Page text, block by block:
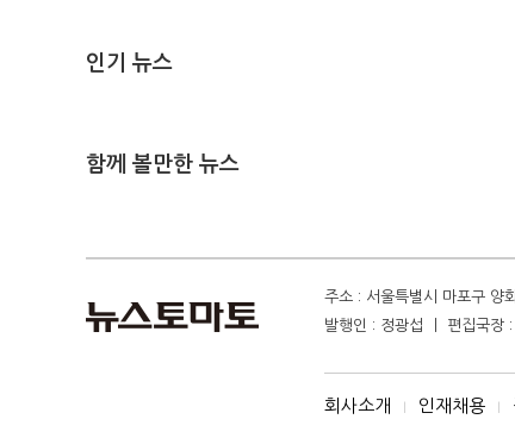
인기 뉴스
함께 볼만한 뉴스
주소 : 서울특별시 마포구
발행인 : 정광섭 ㅣ 편집국
회사소개 I 인재채용 I